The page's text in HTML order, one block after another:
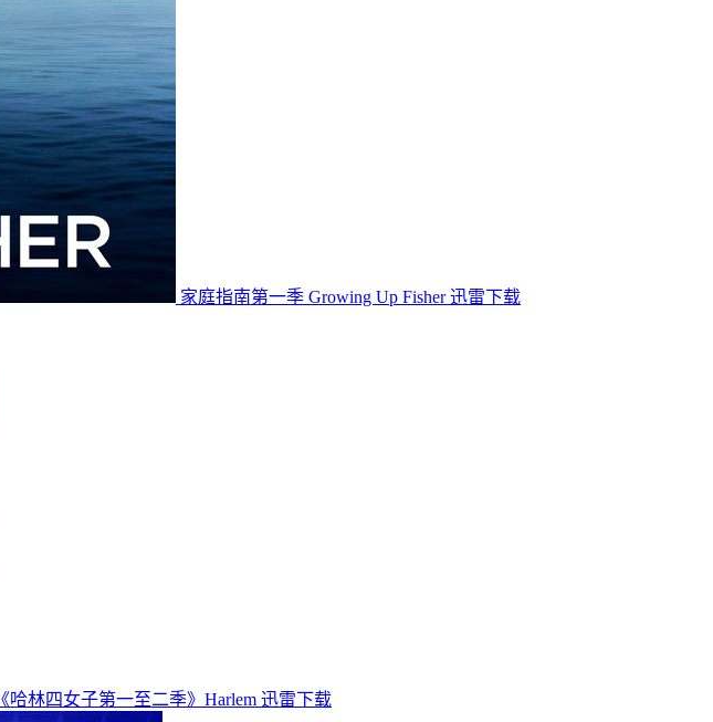
家庭指南第一季 Growing Up Fisher 迅雷下载
《哈林四女子第一至二季》Harlem 迅雷下载